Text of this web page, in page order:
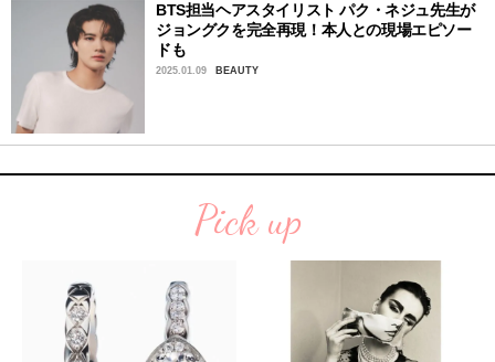
BTS担当ヘアスタイリスト パク・ネジュ先生が
ジョングクを完全再現！本人との現場エピソー
ドも
2025.01.09 BEAUTY
Pick up